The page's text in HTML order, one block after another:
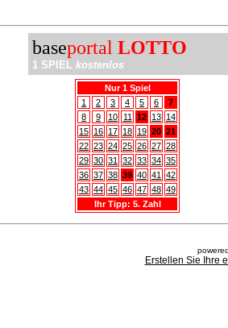
baseportal LOTTO
1 SPIEL kostenlos
Nur 1 Spiel
1
2 3 4 5 6
7
8
9 10 11 12 13 14
15 16 17 18 19 20 21
22 23 24 25 26 27 28
29 30 31 32 33 34 35
36 37 38 39 40 41
42
43 44 45 46 47 48 49
Ihr Tipp: 5. Zahl
Erstellen Sie Ihre